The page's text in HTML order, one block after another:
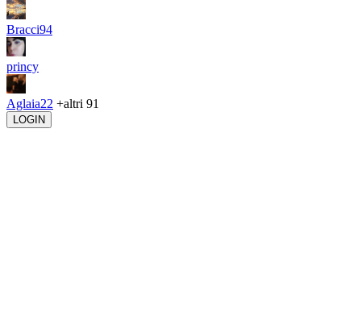
Bracci94
princy
Aglaia22 +altri 91
LOGIN